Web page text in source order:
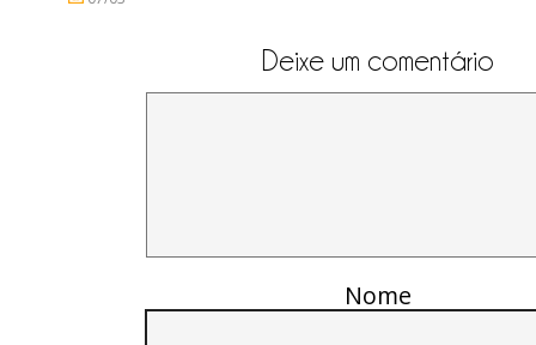
Deixe um comentário
Nome